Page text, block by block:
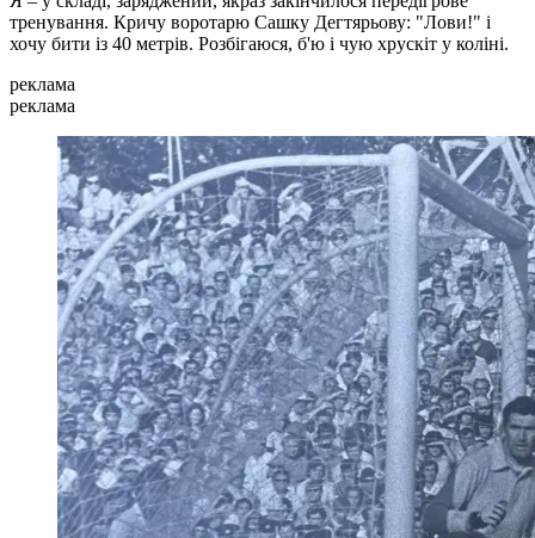
тренування. Кричу воротарю Сашку Дегтярьову: "Лови!" і
хочу бити із 40 метрів. Розбігаюся, б'ю і чую хрускіт у коліні.
реклама
реклама